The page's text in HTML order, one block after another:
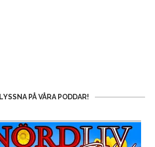
LYSSNA PÅ VÅRA PODDAR!